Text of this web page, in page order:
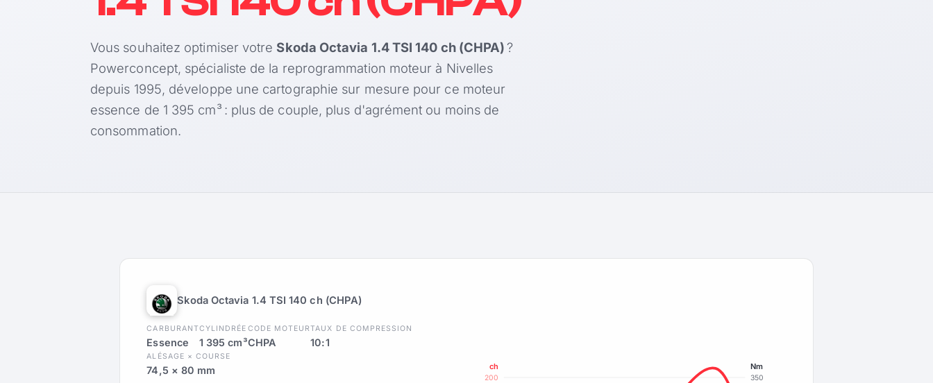
Vous souhaitez optimiser votreSkoda Octavia 1.4 TSI 140 ch (CHPA)?
Powerconcept, spécialiste de la reprogrammation moteur à Nivelles
depuis 1995, développe une cartographie sur mesure pour ce moteur
essence de 1 395 cm³ : plus de couple, plus d'agrément ou moins de
consommation.
Skoda Octavia 1.4 TSI 140 ch (CHPA)
CARBURANT
Essence
CYLINDRÉE
1 395 cm³
CODE MOTEUR
CHPA
TAUX DE COMPRESSION
10:1
ALÉSAGE × COURSE
74,5 × 80 mm
200 350
ch Nm